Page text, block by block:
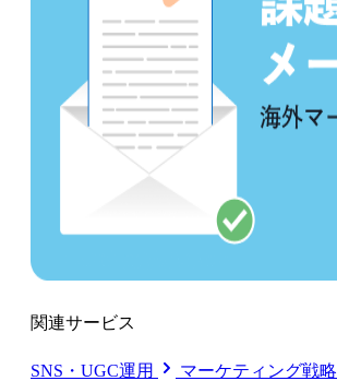
関連サービス
SNS・UGC運用 マーケティング戦略